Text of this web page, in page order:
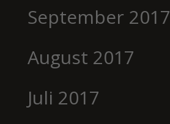
September 2017
August 2017
Juli 2017